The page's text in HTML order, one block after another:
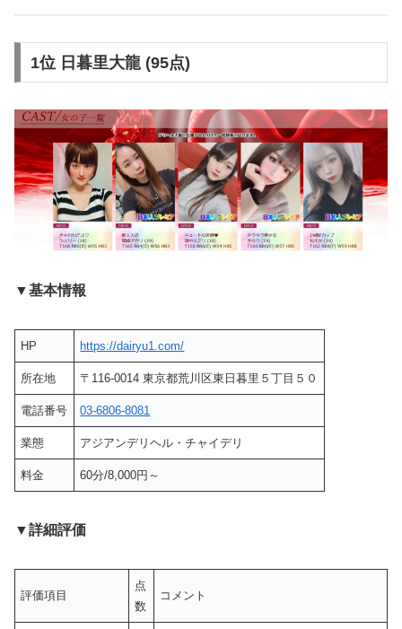
1位 日暮里大龍 (95点)
▼基本情報
HP https://dairyu1.com/
所在地 〒116-0014 東京都荒川区東日暮里５丁目５０
電話番号 03-6806-8081
業態 アジアンデリヘル・チャイデリ
料金 60分/8,000円～
▼詳細評価
評価項目
点
数
コメント